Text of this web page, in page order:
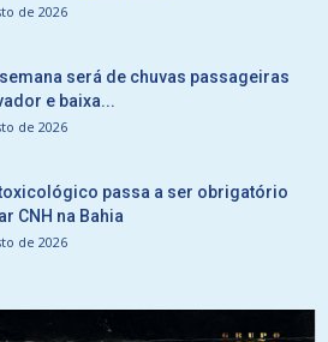
de 2026
será de chuvas passageiras
e baixa...
de 2026
toxicológico passa a ser obrigatório
CNH na Bahia
de 2026